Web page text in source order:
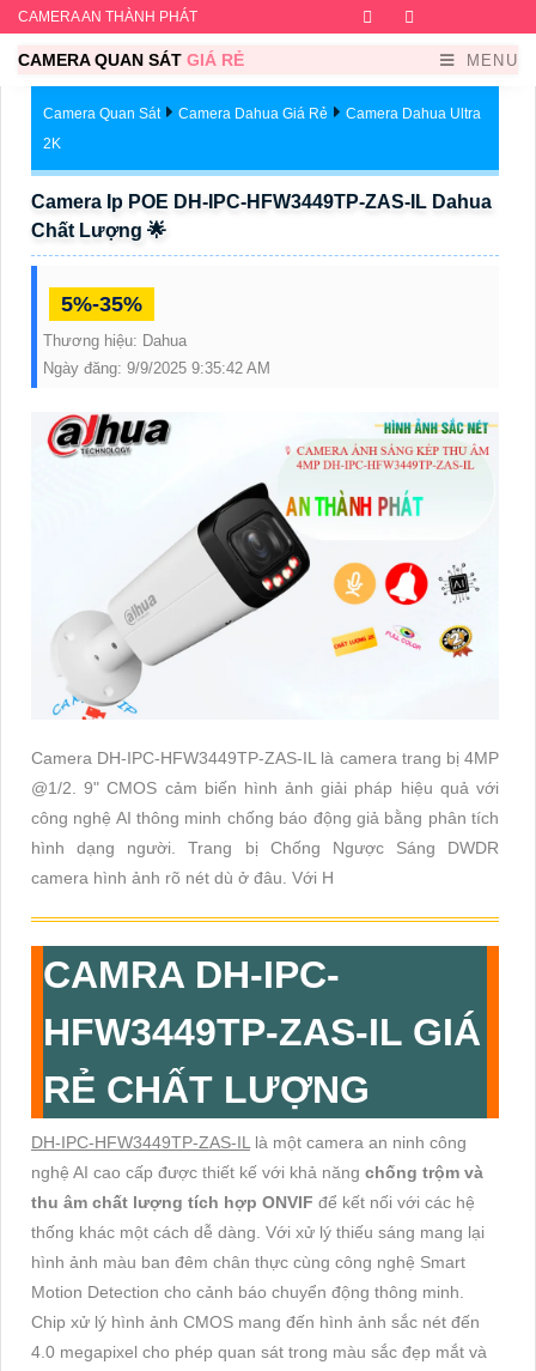
CAMERA AN THÀNH PHÁT Facebook
CAMERA QUAN SÁT GIÁ RẺ MENU
Camera Quan Sát Camera Dahua Giá Rẻ
Camera Dahua Ultra
2K
Camera Ip POE DH-IPC-HFW3449TP-ZAS-IL Dahua
Chất Lượng 🌟
5%-35%
Thương hiệu: Dahua
Ngày đăng: 9/9/2025 9:35:42 AM
Camera DH-IPC-HFW3449TP-ZAS-IL là camera trang bị 4MP
@1/2. 9" CMOS cảm biến hình ảnh giải pháp hiệu quả với
công nghệ AI thông minh chống báo động giả bằng phân tích
hình dạng người. Trang bị Chống Ngược Sáng DWDR
camera hình ảnh rõ nét dù ở đâu. Với H
CAMRA DH-IPC-
HFW3449TP-ZAS-IL GIÁ
RẺ CHẤT LƯỢNG
DH-IPC-HFW3449TP-ZAS-ILlà một camera an ninh công
nghệ AI cao cấp được thiết kế với khả năng chống trộm và
thu âm chất lượng tích hợp ONVIF để kết nối với các hệ
thống khác một cách dễ dàng. Với xử lý thiếu sáng mang lại
hình ảnh màu ban đêm chân thực cùng công nghệ Smart
Motion Detection cho cảnh báo chuyển động thông minh.
Chip xử lý hình ảnh CMOS mang đến hình ảnh sắc nét đến
4.0 megapixel cho phép quan sát trong màu sắc đẹp mắt và